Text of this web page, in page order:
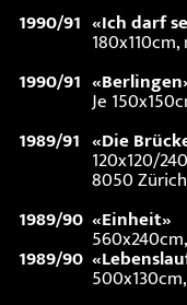
1990/91 «Ich darf
1990/91
Je
1989/91 «Die
120x120/
8050
1989/90 «Einheit»
1989/90